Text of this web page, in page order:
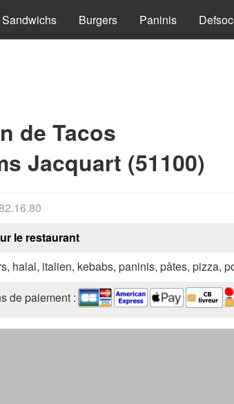
Sandwichs Burgers Paninis
de Tacos
Jacquart (51100)
le restaurant
halal, italien, kebabs, paninis, pâtes, pizza,
de paiement :